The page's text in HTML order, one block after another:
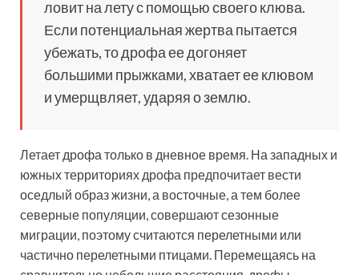
ловит на лету с помощью своего клюва.
Если потенциальная жертва пытается
убежать, то дрофа ее догоняет
большими прыжками, хватает ее клювом
и умерщвляет, ударяя о землю.
Летает дрофа только в дневное время. На западных и
южных территориях дрофа предпочитает вести
оседлый образ жизни, а восточные, а тем более
северные популяции, совершают сезонные
миграции, поэтому считаются перелетными или
частично перелетными птицами. Перемещаясь на